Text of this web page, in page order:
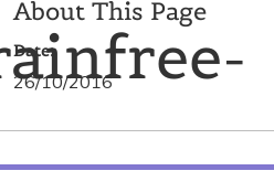
About This Page
Date:
26/10/2016